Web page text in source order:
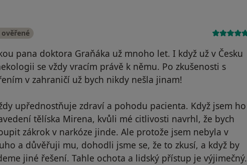
ověřené
pana doktora Graňáka už mnoho let. I když už v Česku
se vždy vracím právě k němu. Po zkušenosti s
v zahraničí už bych nikdy nešla jinam!
upřednostňuje zdraví a pohodu pacienta. Když jsem ho
tělíska Mirena, kvůli mé citlivosti navrhl, že bych
zákrok v narkóze jinde. Ale protože jsem nebyla v
a důvěřuji mu, dohodli jsme se, že to zkusí, a když by
jiné řešení. Tahle ochota a lidský přístup je výjimečný.